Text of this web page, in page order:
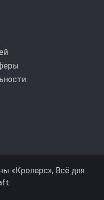
«Кроперс», Всё для